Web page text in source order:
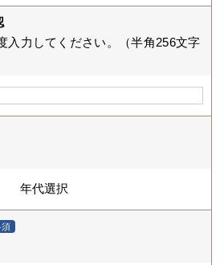
入力してください。（半角256文字
須